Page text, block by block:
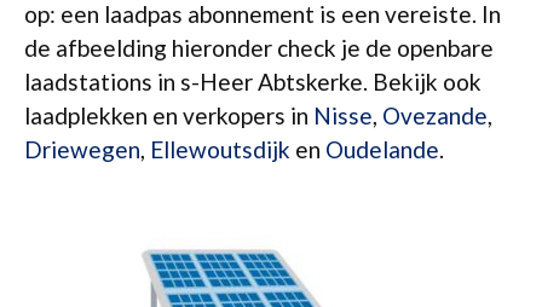
op: een laadpas abonnement is een vereiste. In
de afbeelding hieronder check je de openbare
laadstations in s-Heer Abtskerke. Bekijk ook
laadplekken en verkopers in Nisse, Ovezande,
Driewegen, Ellewoutsdijk en Oudelande.